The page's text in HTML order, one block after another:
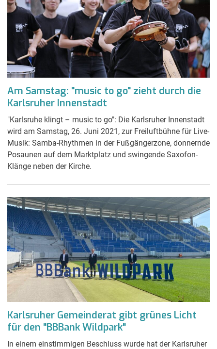
Am Samstag: "music to go" zieht durch die
Karlsruher Innenstadt
"Karlsruhe klingt – music to go": Die Karlsruher Innenstadt
wird am Samstag, 26. Juni 2021, zur Freiluftbühne für Live-
Musik: Samba-Rhythmen in der Fußgängerzone, donnernde
Posaunen auf dem Marktplatz und swingende Saxofon-
Klänge neben der Kirche.
Karlsruher Gemeinderat gibt grünes Licht
für den "BBBank Wildpark"
In einem einstimmigen Beschluss wurde hat der Karlsruher